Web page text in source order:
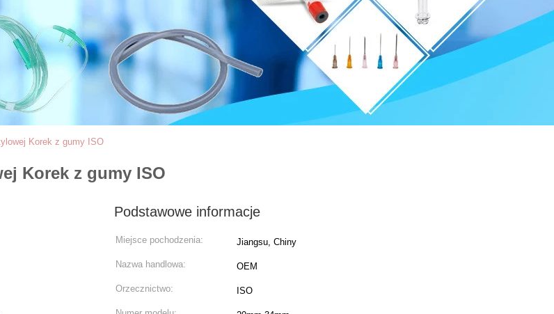
Korek z gumy ISO
Korek z gumy ISO
Podstawowe informacje
Miejsce pochodzenia: Jiangsu, Chiny
Nazwa handlowa: OEM
Orzecznictwo: ISO